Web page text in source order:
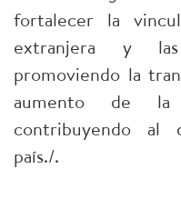
fortalecer la
extranjera y las
promoviendo la
aumento de la
contribuyendo al
país./.